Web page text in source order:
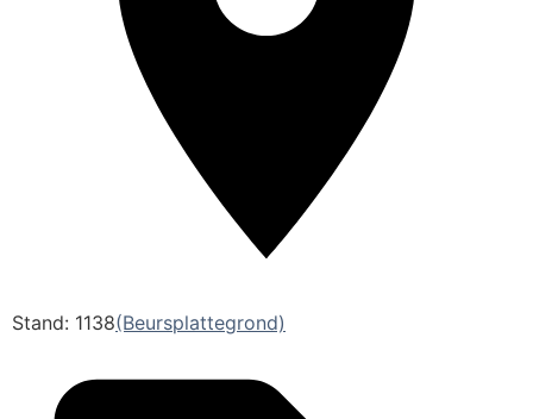
Stand: 1138(Beursplattegrond)